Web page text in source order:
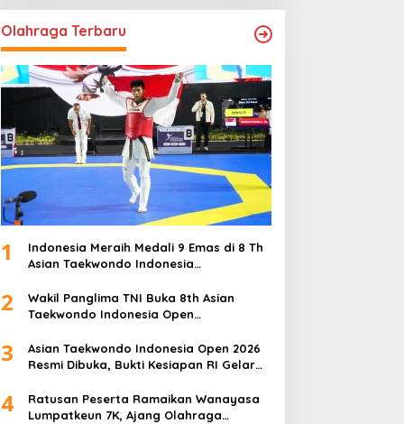
Olahraga Terbaru
1
Indonesia Meraih Medali 9 Emas di 8 Th
Asian Taekwondo Indonesia
2
Wakil Panglima TNI Buka 8th Asian
Taekwondo Indonesia Open
3
Asian Taekwondo Indonesia Open 2026
Resmi Dibuka, Bukti Kesiapan RI Gelar
4
Ratusan Peserta Ramaikan Wanayasa
Lumpatkeun 7K, Ajang Olahraga